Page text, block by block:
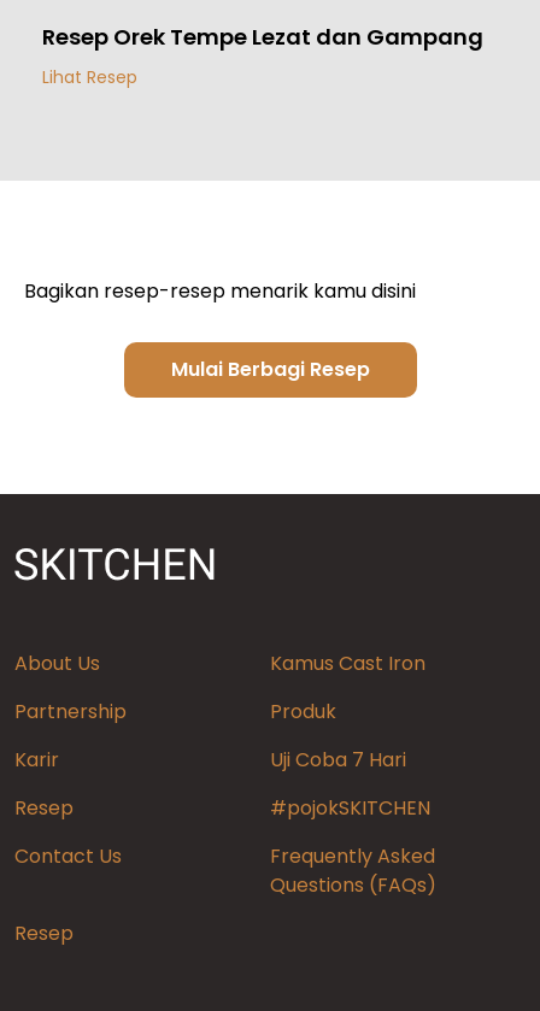
Resep Orek Tempe Lezat dan Gampang
Lihat Resep
Bagikan resep-resep menarik kamu disini
Mulai Berbagi Resep
About Us
Kamus Cast Iron
Partnership
Produk
Karir
Uji Coba 7 Hari
Resep
#pojokSKITCHEN
Contact Us
Frequently Asked
Questions (FAQs)
Resep